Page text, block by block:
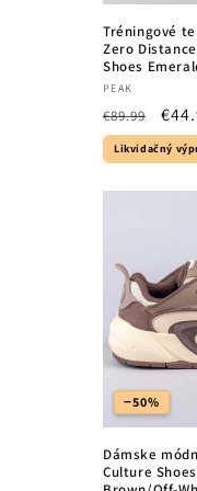
Tréningové
Zero
Shoes
Vendor:
PEAK
Regular
price
€89.99
Sale
Likvidačný
−50%
Dámske
Culture